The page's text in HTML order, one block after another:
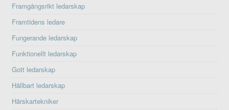
Framgångsrikt ledarskap
Framtidens ledare
Fungerande ledarskap
Funktionellt ledarskap
Gott ledarskap
Hållbart ledarskap
Härskartekniker